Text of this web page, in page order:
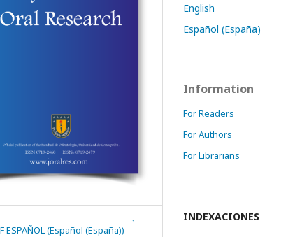
ESPAÑOL (Español (España))
English
Español (España)
Information
For Readers
For Authors
For Librarians
INDEXACIONES